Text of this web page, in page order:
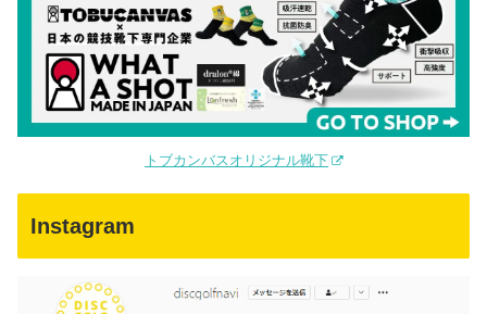
トブカンバスオリジナル靴下
Instagram